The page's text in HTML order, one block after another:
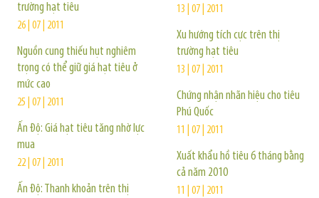
trường hạt tiêu
26 | 07 | 2011
Nguồn cung thiếu hụt nghiêm
trọng có thể giữ giá hạt tiêu ở
mức cao
25 | 07 | 2011
Ấn Độ: Giá hạt tiêu tăng nhờ lực
mua
22 | 07 | 2011
Ấn Độ: Thanh khoản trên thị
13 | 07 | 2011
Xu hướng tích cực trên thị
trường hạt tiêu
13 | 07 | 2011
Chứng nhận nhãn hiệu cho tiêu
Phú Quốc
11 | 07 | 2011
Xuất khẩu hồ tiêu 6 tháng bằng
cả năm 2010
11 | 07 | 2011